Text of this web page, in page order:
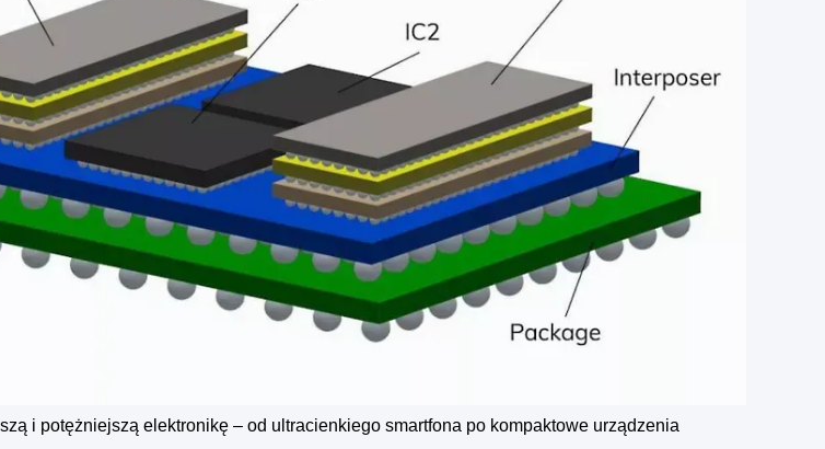
i potężniejszą elektronikę ‒ od ultracienkiego smartfona po kompaktowe urządzenia